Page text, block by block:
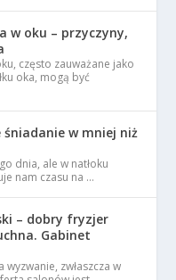
w oku – przyczyny,
często zauważane jako
oka, mogą być
śniadanie w mniej niż
dnia, ale w natłoku
nam czasu na …
– dobry fryzjer
Gabinet
zwłaszcza w